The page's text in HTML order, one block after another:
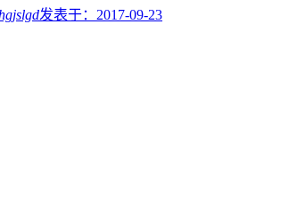
发表于： 2017-09-23